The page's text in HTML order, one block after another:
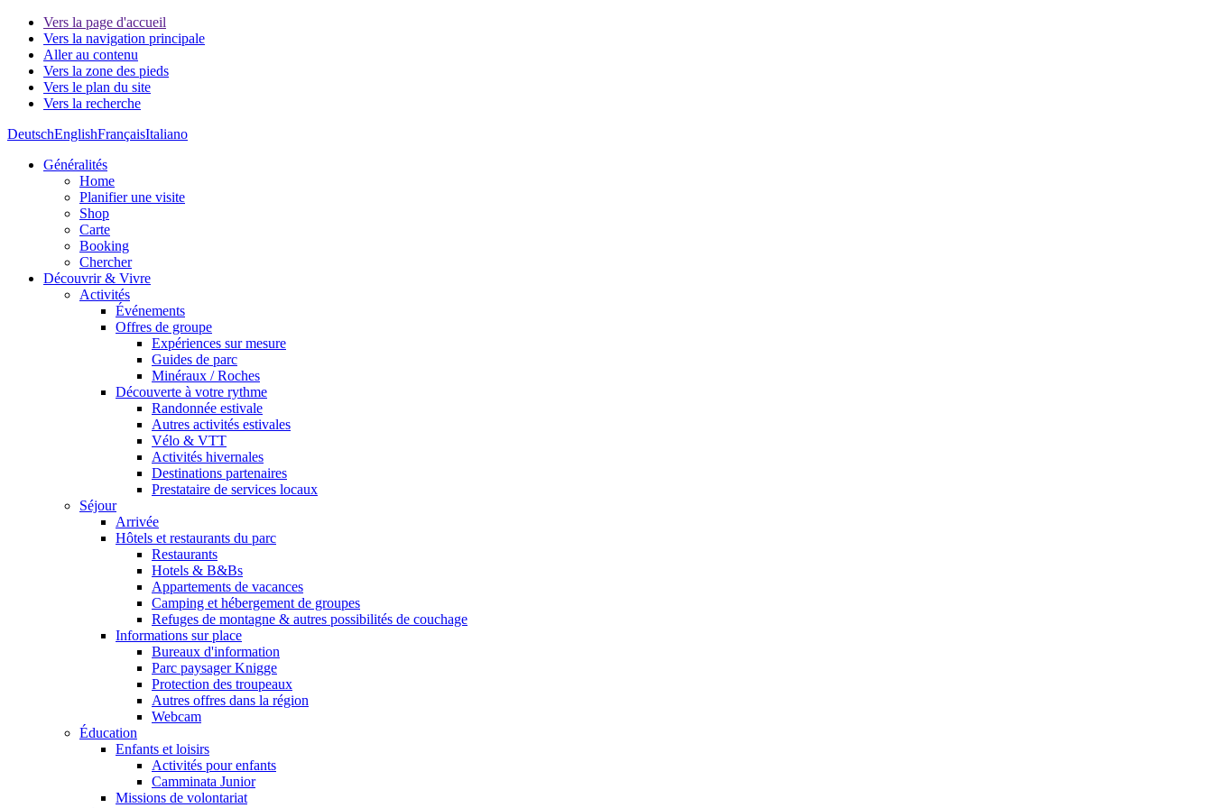
Vers la page d'accueil
Vers la navigation principale
Aller au contenu
Vers la zone des pieds
Vers le plan du site
Vers la recherche
DeutschEnglishFrançaisItaliano
Généralités
Home
Planifier une visite
Shop
Carte
Booking
Chercher
Découvrir & Vivre
Activités
Événements
Offres de groupe
Expériences sur mesure
Guides de parc
Minéraux / Roches
Découverte à votre rythme
Randonnée estivale
Autres activités estivales
Vélo & VTT
Activités hivernales
Destinations partenaires
Prestataire de services locaux
Séjour
Arrivée
Hôtels et restaurants du parc
Restaurants
Hotels & B&Bs
Appartements de vacances
Camping et hébergement de groupes
Refuges de montagne & autres possibilités de couchage
Informations sur place
Bureaux d'information
Parc paysager Knigge
Protection des troupeaux
Autres offres dans la région
Webcam
Éducation
Enfants et loisirs
Activités pour enfants
Camminata Junior
Missions de volontariat